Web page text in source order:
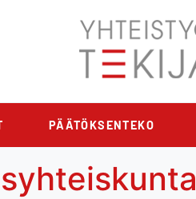
PÄÄTÖKSENTEKO